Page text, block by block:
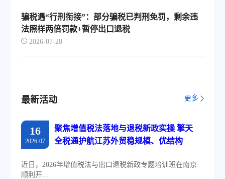
骗税遇“行刑衔接”：部分骗税已判刑免罚，剩余违
法照样两倍罚款+暂停出口退税
2026-07-28
最新活动 更多
16
2026-07
聚焦增值税法落地与退税新政实操 擎天
全税通护航江苏外贸稳规模、优结构
近日，2026年增值税法与出口退税新政专题培训班在南京
顺利开...